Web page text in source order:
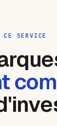
SERVICE